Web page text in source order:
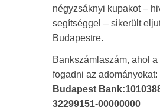
négyzsáknyi kupakot –
segítséggel – sikerült
Budapestre.
Bankszámlaszám, ahol
fogadni az adományokat:
Budapest
32299151-00000000